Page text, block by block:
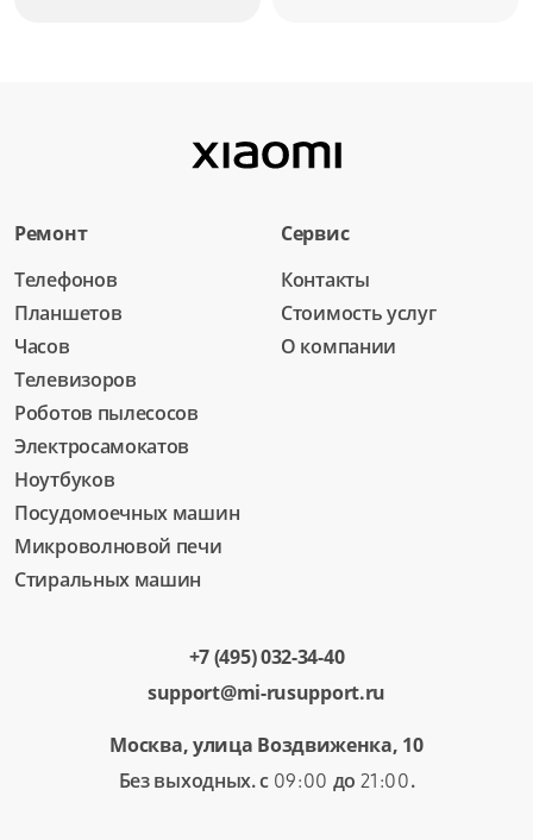
Ремонт
Телефонов
Планшетов
Часов
Телевизоров
Роботов пылесосов
Электросамокатов
Ноутбуков
Посудомоечных машин
Микроволновой печи
Стиральных машин
Сервис
Контакты
Стоимость услуг
О компании
+7 (495) 032-34-40
support@mi-rusupport.ru
Москва, улица Воздвиженка, 10
Без выходных. с 09:00 до 21:00.